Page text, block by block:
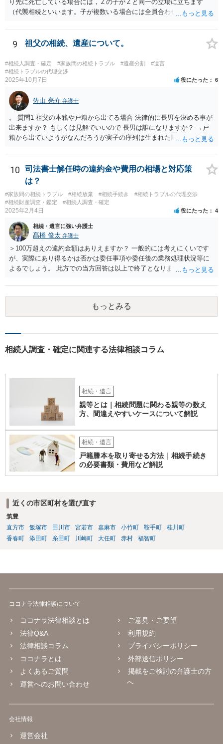
り先に死亡している場合には，Ｚの子がＺと同一の立場に立ちます
（代襲相続といいます。子が複数いる場合には全員合わせてＺと同一
つの相続分を有していますので， そのことを前提として，遺産分割協
議をすることになります（必ずしも３分の１ずつにしなくても，合意
ができれば構いません。）。 今後の対応としては， ①伯母さんの相続
財産（遺産）の全容を整理する（預貯金，有価証券，不動産等の有無
を調べることになります。） ②相続財産に照らし，相続税の申告の準
備をする（税理士の先生にご相談ください。） ③遺産分割協議をする
（ご本人同士で行っても構いませんし，弁護士に相談することもよろ
しいと思います。） ことになります。
9 祖父の相続、遺産について。
#相続人調査・確定 #家族間の相続トラブル #遺産分割
#遺言
#相続トラブルの代理交渉
2025年10月7日 役にたった 6
佐山 亮介 弁護士
。 質問1 祖父の本籍や戸籍から出てる場合 法律的に長男を決める事が
出来ますか？ もしくは見解でいいので 長男は誰になりますか？ →戸
籍から出ていようがなんだろうが実子の序列は生まれた順ですから、
書が腹違いの長男に向けてある場合 書かれてる内容が最優先にされる
のですか？ →遺書というのが、法律上の遺言の形式を守っている限り
はそのとおりです。 質問3 父が腹違いの長男に法律的に優位になれそ
うな事はありますか？ →遺言が有効な場合、優位に立つことはできま
せんが、お祖父様が認知症であるなどの「遺言が作れないはずの事
情」があるならば①遺言無効確認の訴えを起こすのは一つの手です。
問4 相続トラブルの代理交渉は可能でしょうか。 →一般論としては可
能ですが、お伺いする内容ですとお祖父様が亡くなられた後に動くこ
とになるでしょう。
10
司法書士解任時の違約金や費用の相場と対応策
は？
#家族間の相続トラブル #相続放棄 #相続手続き
#相続トラブルの代理交渉
#相続財産調査・鑑定
#相続人調査・確定
2025年2月4日 役にたった 4
相続・遺言に強い弁護士
髙橋 俊太 弁護士
＞100万超えの違約金額はありえますか？ 一般的には考えにくいです
が、実際にあり得るかは否かは委任事項や委任後の業務処理状況等に
よるでしょう。 此方での当方回答は以上で終了となりますが、参考に
もっとみる
相続人調査・確定に関連する法律相談コラム
相続・遺言
親等とは｜相続問題に関わる親等の数え
方、間違えやすいケースについて解説
相続・遺言
戸籍謄本を取り寄せる方法｜相続手続き
の必要書類・費用など解説
近くの市区町村を選び直す
筑豊
直方市
飯塚市 田川市 宮若市 嘉麻市 小竹町 鞍手町
桂川町
香春町
添田町 糸田町 川崎町 大任町 赤村 福智町
ココナラ法律相談について
ココナラ法律相談とは
法律Q&A
法律相談コラム
ココナラとは
よくあるご質問
運営へのお問い合わせ
ご意見・ご要望
利用規約
プライバシーポリシー
外部送信ポリシー
掲載をご検討の弁護士の方
へ
会社情報
運営会社